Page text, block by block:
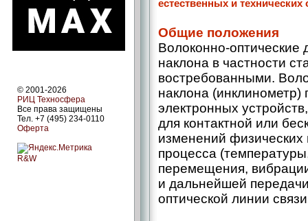
© 2001-2026
РИЦ Техносфера
Все права защищены
Тел. +7 (495) 234-0110
Оферта
R&W
естественных и
Общие положения
Волоконно-оптические
наклона в частности
востребованными.
наклона (инклинометр)
электронных
для контактной или
изменений физических
процесса
перемещения,
и дальнейшей
оптической линии